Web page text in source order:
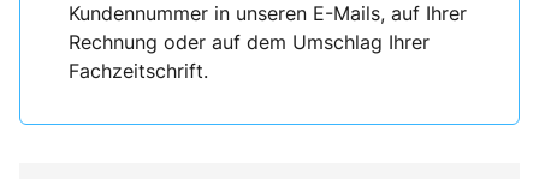
Kundennummer in unseren E-Mails, auf Ihrer
Rechnung oder auf dem Umschlag Ihrer
Fachzeitschrift.